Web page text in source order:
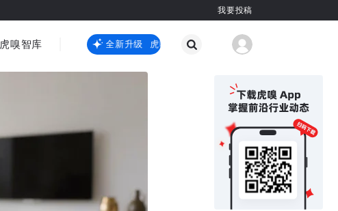
我要投稿
国际热点
虎嗅智库 虎嗅嗅全新升级 虎嗅嗅全新升级